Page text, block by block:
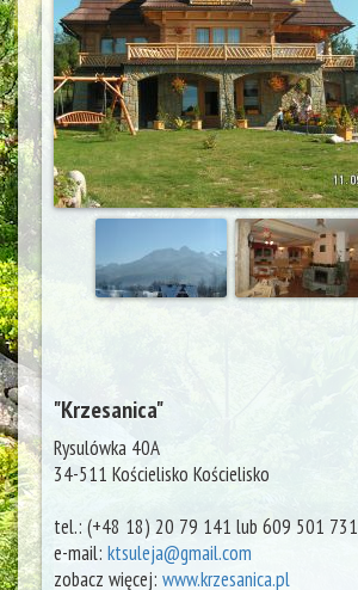
"Krzesanica"
Rysulówka 40A
34-511 Kościelisko Kościelisko
tel.: (+48 18) 20 79 141 lub 609 501 731
e-mail: ktsuleja@gmail.com
zobacz więcej: www.krzesanica.pl